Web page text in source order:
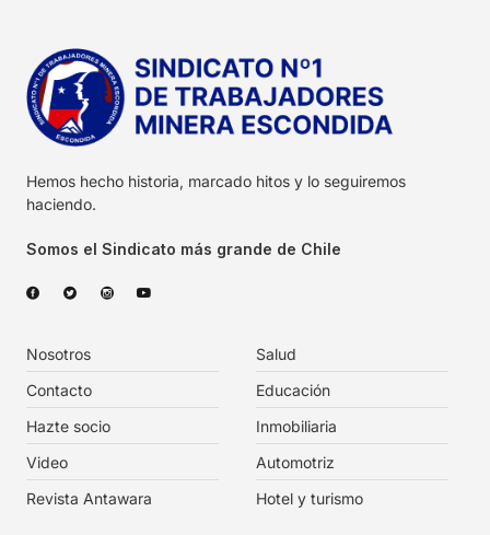
Hemos hecho historia, marcado hitos y lo seguiremos
haciendo.
Somos el Sindicato más grande de Chile
Nosotros
Contacto
Hazte socio
Video
Revista Antawara
Salud
Educación
Inmobiliaria
Automotriz
Hotel y turismo